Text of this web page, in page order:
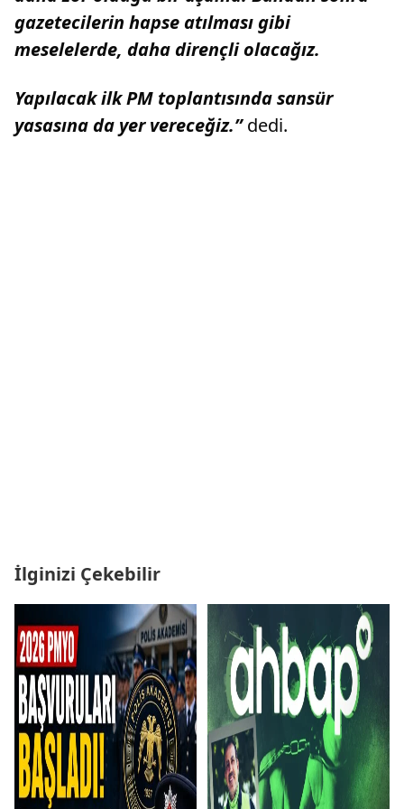
gazetecilerin hapse atılması gibi
meselelerde, daha dirençli olacağız.
Yapılacak ilk PM toplantısında sansür
yasasına da yer vereceğiz.”dedi.
İlginizi Çekebilir